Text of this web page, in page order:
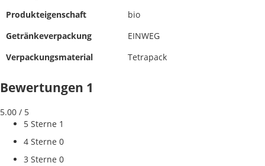
Produkteigenschaft
bio
Getränkeverpackung
EINWEG
Verpackungsmaterial
Tetrapack
Bewertungen 1
5.00 / 5
5 Sterne 1
4 Sterne 0
3 Sterne 0